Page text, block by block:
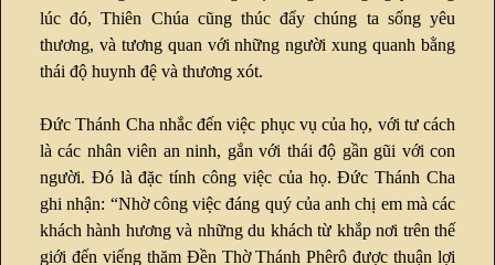
lúc đó, Thiên Chúa cũng thúc đẩy chúng ta sống yêu
thương, và tương quan với những người xung quanh bằng
thái độ huynh đệ và thương xót.
Đức Thánh Cha nhắc đến việc phục vụ của họ, với tư cách
là các nhân viên an ninh, gắn với thái độ gần gũi với con
người. Đó là đặc tính công việc của họ. Đức Thánh Cha
ghi nhận: “Nhờ công việc đáng quý của anh chị em mà các
khách hành hương và những du khách từ khắp nơi trên thế
giới đến viếng thăm Đền Thờ Thánh Phêrô được thuận lợi